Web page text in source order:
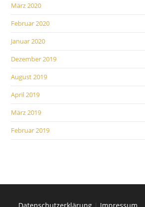
März 2020
Februar 2020
Januar 2020
Dezember 2019
August 2019
April 2019
März 2019
Februar 2019